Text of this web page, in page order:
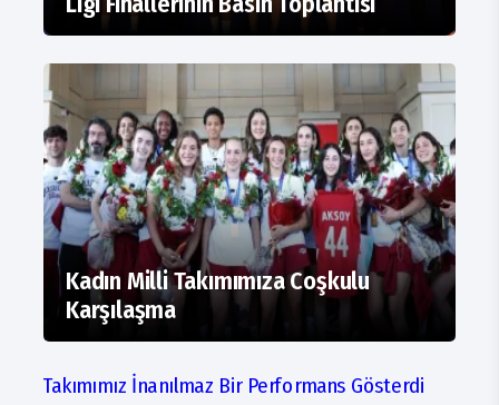
Kadın Milli Takımımıza Coşkulu
Karşılaşma